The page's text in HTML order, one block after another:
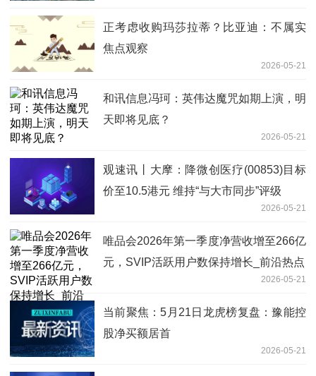
正考虑收购玛莎拉蒂？比亚迪：不属实
焦点观察
2026-05-21
和讯信息冯珂：英伟达魔咒如期上演，明
天即将见底？
2026-05-21
观速讯丨大摩：降微创医疗(00853)目标
价至10.5港元 维持“与大市同步”评级
2026-05-21
唯品会2026年第一季度净营收增至266亿
元，SVIP活跃用户数保持增长_前沿热点
2026-05-21
当前聚焦：5月21日龙虎榜复盘：豫能控
股净买额居首
2026-05-21